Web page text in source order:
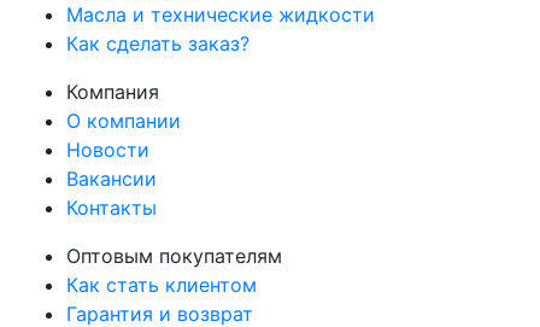
Масла и технические жидкости
Как сделать заказ?
Компания
О компании
Новости
Вакансии
Контакты
Оптовым покупателям
Как стать клиентом
Гарантия и возврат